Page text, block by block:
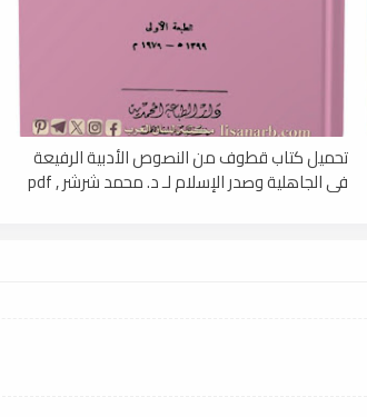
تحميل كتاب قطوف من النصوص الأدبية الرفيعة
فى الجاهلية وصدر الإسلام لـ د. محمد شرشر , pdf